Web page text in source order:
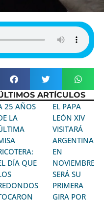
ARTÍCULOS
25 AÑOS
LA
DÍA QUE
EL PAPA
LEÓN XIV
VISITARÁ
ARGENTINA
EN
NOVIEMBRE:
SERÁ SU
PRIMERA
GIRA POR